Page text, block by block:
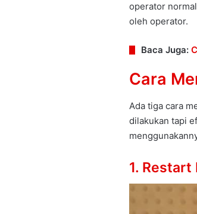
operator
oleh operator.
Baca Juga:
Cara
Ada tiga cara
dilakukan tapi
1. Restart